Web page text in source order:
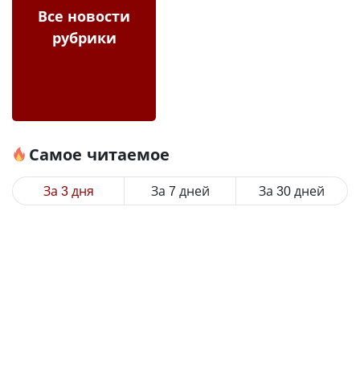
Все новости
рубрики
Самое читаемое
За 3 дня За 7 дней За 30 дней